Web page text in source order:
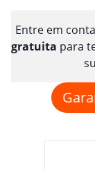
Entre em
gratuita para